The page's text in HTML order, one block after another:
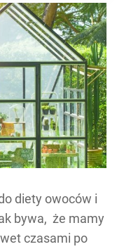
diety owoców i
bywa, że mamy
czasami po